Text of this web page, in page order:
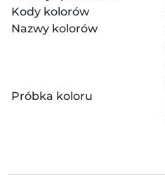
Kody kolorów
Nazwy kolorów
Próbka koloru